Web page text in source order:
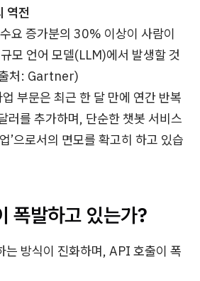
역전
요 증가분의 30% 이상이 사람이
모 언어 모델(LLM)에서 발생할 것
처: Gartner)
부문은 최근 한 달 만에 연간 반복
러를 추가하며, 단순한 챗봇 서비스
’으로서의 면모를 확고히 하고 있습
폭발하고 있는가?
는 방식이 진화하며, API 호출이 폭